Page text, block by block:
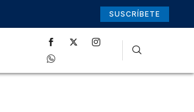
SUSCRÍBETE